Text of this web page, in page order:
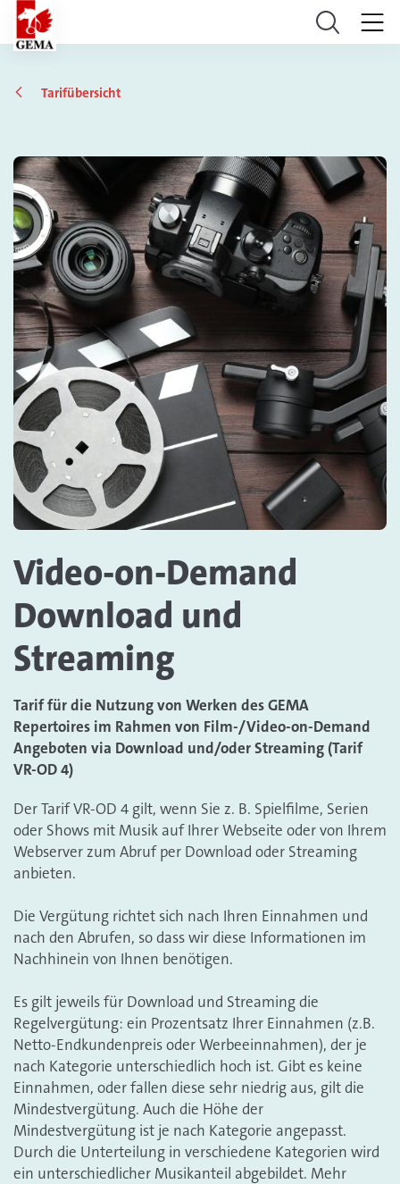
Tarifübersicht
Video-on-Demand
Download und
Streaming
Tarif für die Nutzung von Werken des GEMA
Repertoires im Rahmen von Film-/Video-on-Demand
Angeboten via Download und/oder Streaming (Tarif
VR-OD 4)
Der Tarif VR-OD 4 gilt, wenn Sie z. B. Spielfilme, Serien
oder Shows mit Musik auf Ihrer Webseite oder von Ihrem
Webserver zum Abruf per Download oder Streaming
anbieten.
Die Vergütung richtet sich nach Ihren Einnahmen und
nach den Abrufen, so dass wir diese Informationen im
Nachhinein von Ihnen benötigen.
Es gilt jeweils für Download und Streaming die
Regelvergütung: ein Prozentsatz Ihrer Einnahmen (z.B.
Netto-Endkundenpreis oder Werbeeinnahmen), der je
nach Kategorie unterschiedlich hoch ist. Gibt es keine
Einnahmen, oder fallen diese sehr niedrig aus, gilt die
Mindestvergütung. Auch die Höhe der
Mindestvergütung ist je nach Kategorie angepasst.
Durch die Unterteilung in verschiedene Kategorien wird
ein unterschiedlicher Musikanteil abgebildet. Mehr